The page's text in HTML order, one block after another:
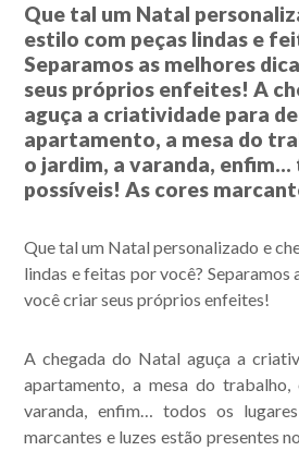
Que tal um Natal
estilo com peças lindas e
Separamos as melhores
seus próprios enfeites! A
aguça a criatividade para
apartamento, a mesa do
o jardim, a varanda, enfim…
possíveis! As cores
Que tal um Natal personalizado e
lindas e feitas por você? Separamos
você criar seus próprios enfeites!
A chegada do Natal aguça a
apartamento, a mesa do
varanda, enfim… todos os
marcantes e luzes estão presentes